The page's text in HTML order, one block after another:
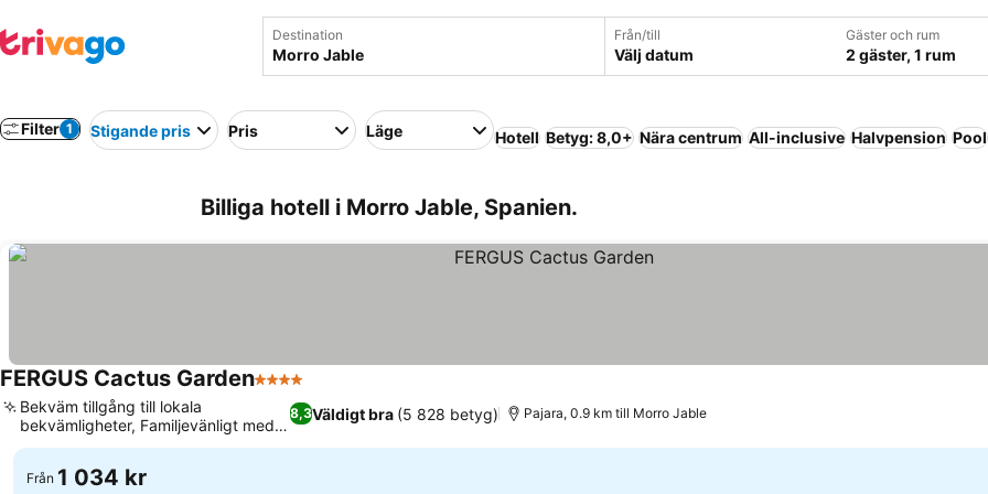
Destination Från/till
Välj datum
Gäster och rum
2 gäster, 1 rum
Filter 1 Stigande pris Pris Läge Hotell Betyg: 8,0+ Nära centrum All-inclusive Halvpension Pool
Billiga hotell i Morro Jable, Spanien.
FERGUS Cactus Garden4 Stjärnor
8,3Väldigt bra (5 828 betyg)
Bekväm tillgång till lokala
bekvämligheter, Familjevänligt med
barnklubb
Pajara, 0.9 km till Morro Jable
Från 1 034 kr